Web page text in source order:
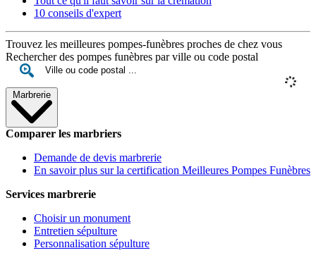
10 conseils d'expert
Trouvez les meilleures pompes-funèbres proches de chez vous
Rechercher des pompes funèbres par ville ou code postal
Marbrerie
Comparer les marbriers
Demande de devis marbrerie
En savoir plus sur la certification Meilleures Pompes Funèbres
Services marbrerie
Choisir un monument
Entretien sépulture
Personnalisation sépulture